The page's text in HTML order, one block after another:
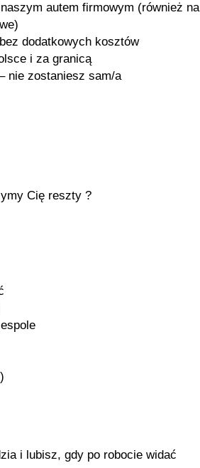
autem firmowym (również na
dodatkowych kosztów
i za granicą
nie zostaniesz sam/a
Cię reszty ?
i lubisz, gdy po robocie widać